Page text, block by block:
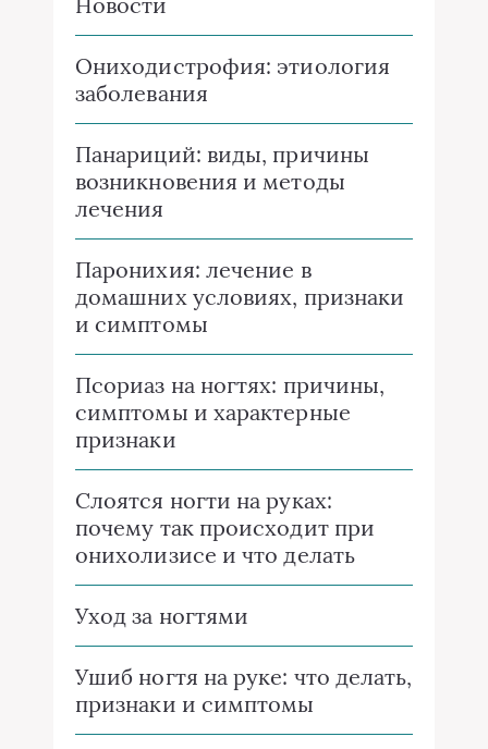
Ониходистрофия: этиология
заболевания
Панариций: виды, причины
возникновения и методы
лечения
Паронихия: лечение в
домашних условиях, признаки
и симптомы
Псориаз на ногтях: причины,
симптомы и характерные
признаки
Слоятся ногти на руках:
почему так происходит при
онихолизисе и что делать
Уход за ногтями
Ушиб ногтя на руке: что делать,
признаки и симптомы